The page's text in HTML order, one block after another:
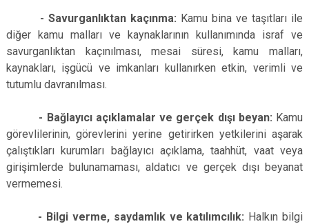
- Savurganlıktan kaçınma: Kamu bina ve taşıtları ile
diğer kamu malları ve kaynaklarının kullanımında israf ve
savurganlıktan kaçınılması, mesai süresi, kamu malları,
kaynakları, işgücü ve imkanları kullanırken etkin, verimli ve
tutumlu davranılması.
- Bağlayıcı açıklamalar ve gerçek dışı beyan: Kamu
görevlilerinin, görevlerini yerine getirirken yetkilerini aşarak
çalıştıkları kurumları bağlayıcı açıklama, taahhüt, vaat veya
girişimlerde bulunamaması, aldatıcı ve gerçek dışı beyanat
vermemesi.
- Bilgi verme, saydamlık ve katılımcılık: Halkın bilgi